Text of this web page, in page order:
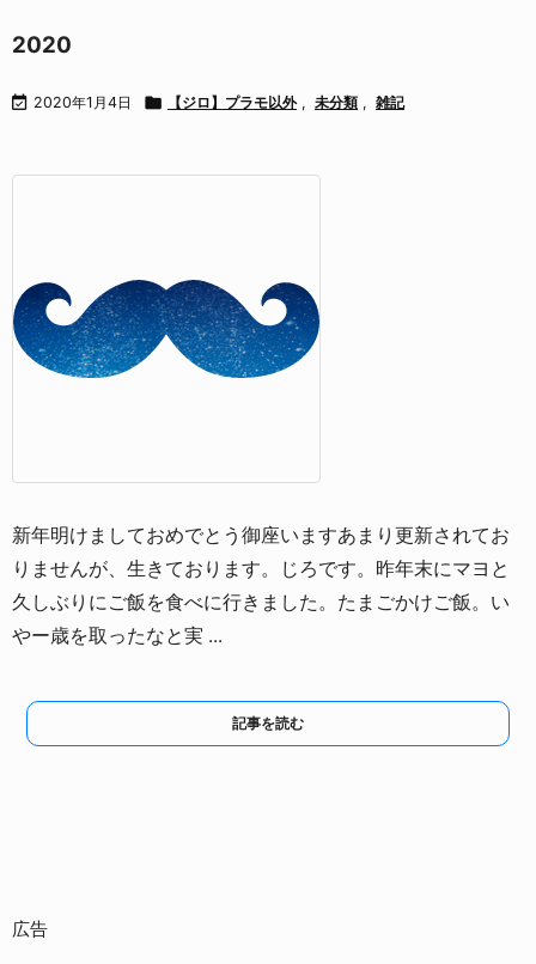
2020
 2020年1月4日  【ジロ】プラモ以外 , 未分類 , 雑記
新年明けましておめでとう御座いますあまり更新されてお
りませんが、生きております。
じろです。 昨年末にマヨと
久しぶりにご飯を食べに行きました。 たまごかけご飯。 い
やー歳を取ったなと実 ...
記事を読む
広告